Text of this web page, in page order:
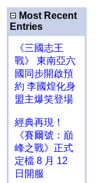
Most Recent
Entries
《三國志王
戰》 東南亞六
國同步開啟預
約 李國煌化身
盟主爆笑登場
經典再現！
《賽爾號：巔
峰之戰》正式
定檔 8 月 12
日開服